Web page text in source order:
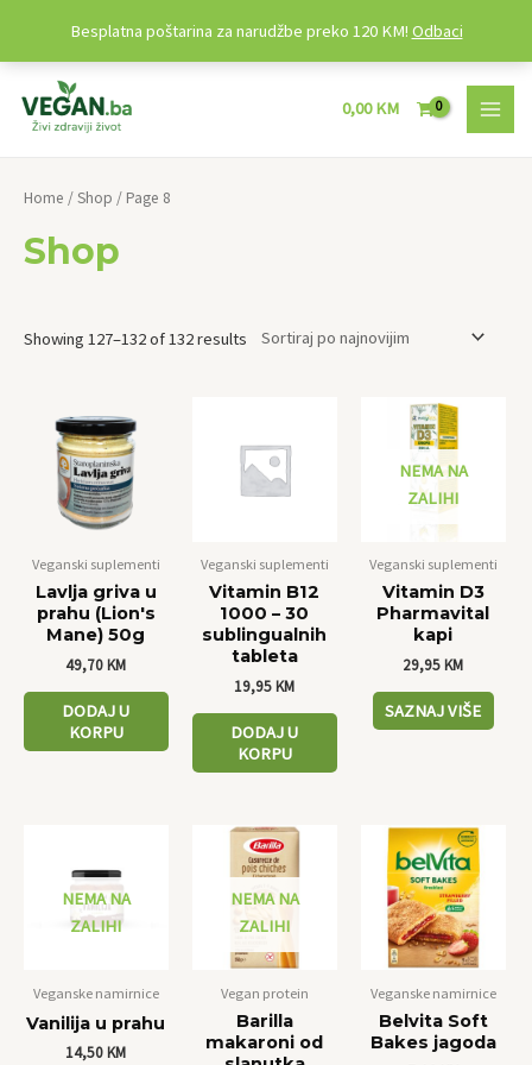
sadržaj
0,00KM
MAIN
Home /Shop / Page 8
Shop
Showing 127–132 of 132 results
Veganski suplementi
Lavlja griva u
prahu (Lion's
Mane) 50g
49,70KM
DODAJ U
KORPU
Veganski suplementi
Vitamin B12
1000 – 30
sublingualnih
tableta
19,95KM
DODAJ U
KORPU
NEMA NA
ZALIHI
Veganski suplementi
Vitamin D3
Pharmavital
kapi
29,95KM
SAZNAJ VIŠE
NEMA NA
ZALIHI
Veganske namirnice
Vanilija u prahu
14,50KM
NEMA NA
ZALIHI
Vegan protein
Barilla
makaroni od
Veganske namirnice
Belvita Soft
Bakes jagoda
Besplatna poštarina za narudžbe preko 120 KM! Odbaci